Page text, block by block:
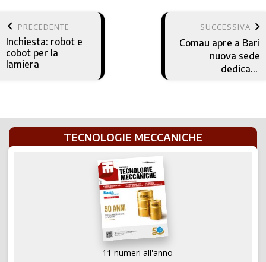
keyboard_arrow_left PRECEDENTE
Inchiesta: robot e
cobot per la
lamiera
SUCCESSIVA keyboard_arrow_right
Comau apre a Bari
nuova sede
dedicata
TECNOLOGIE MECCANICHE
11 numeri all'anno